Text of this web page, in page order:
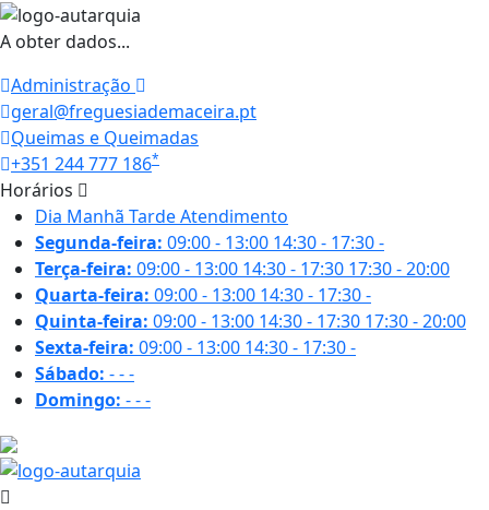
A obter dados...
Administração
geral@freguesiademaceira.pt
Queimas e Queimadas
+351 244 777 186*
Horários
Dia Manhã TardeAtendimento
Segunda-feira: 09:00 - 13:00 14:30 - 17:30-
Terça-feira: 09:00 - 13:00 14:30 - 17:30 17:30 - 20:00
Quarta-feira: 09:00 - 13:00 14:30 - 17:30-
Quinta-feira: 09:00 - 13:00 14:30 - 17:30 17:30 - 20:00
Sexta-feira: 09:00 - 13:00 14:30 - 17:30-
Sábado: ---
Domingo: ---